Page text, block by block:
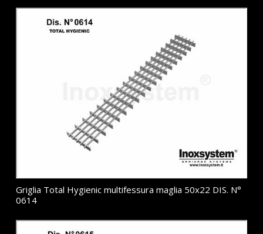
Griglia Total Hygienic multifessura maglia 50x22 DIS. N°
0614